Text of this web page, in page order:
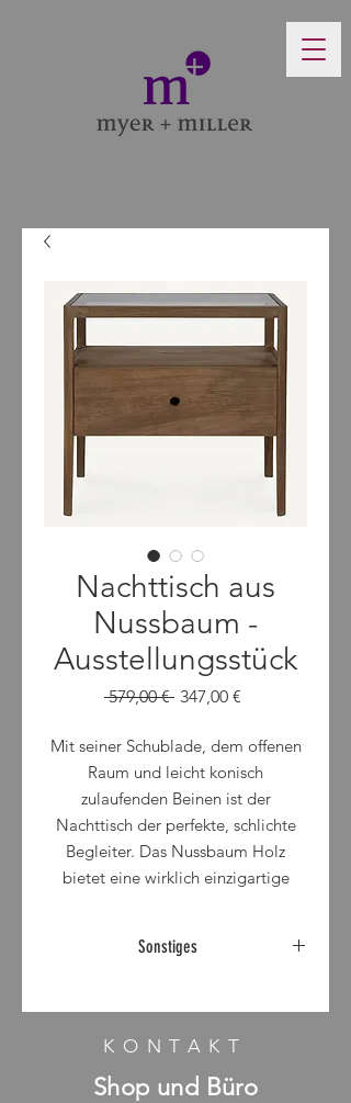
Nachttisch aus
Nussbaum -
Ausstellungsstück
579,00 € Standardpreis
347,00 €
Mit seiner Schublade, dem offenen
Raum und leicht konisch
zulaufenden Beinen ist der
Nachttisch der perfekte, schlichte
Begleiter. Das Nussbaum Holz
bietet eine wirklich einzigartige
Breite 55 cm
Höhe 52 cm
Nettogewicht 15 kg
Sonstiges
Mehrwertsteuer, Lieferung auf
KONTAKT
Shop und Büro